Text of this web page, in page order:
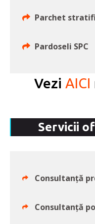
Parchet
Pardoseli SPC
Vezi AICI
Servicii
Consultanță
Consultanță